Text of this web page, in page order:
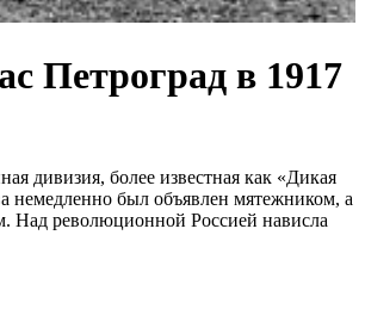
Петроград в 1917
дивизия, более известная как «Дикая
немедленно был объявлен мятежником, а
Над революционной Россией нависла